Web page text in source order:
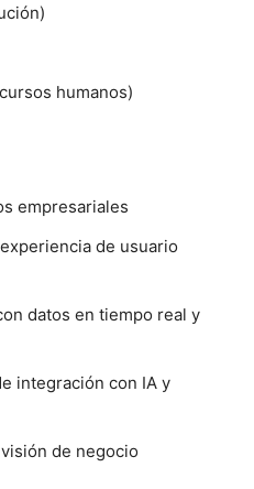
humanos)
empresariales
de usuario
datos en tiempo real y
integración con IA y
de negocio